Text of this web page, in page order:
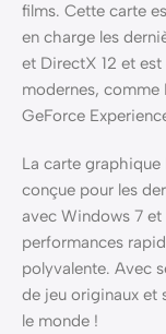
films. Cette carte
en charge les
et DirectX 12 et
modernes, comme
GeForce
La carte graphique
conçue pour les
avec Windows 7 et
performances
polyvalente. Avec
de jeu originaux et
le monde !